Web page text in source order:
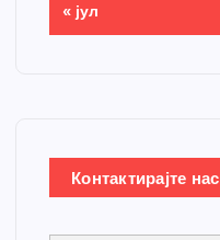
« јул
Контактирајте нас